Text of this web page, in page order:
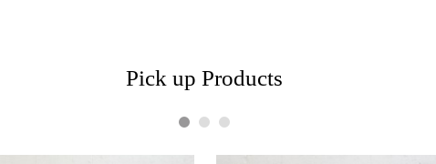
Pick up Products
1 2 3